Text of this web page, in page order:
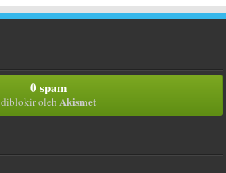
0 spam
diblokir oleh Akismet